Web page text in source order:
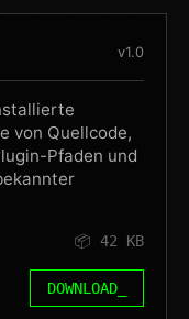
v1.0
von Quellcode,
Pfaden und
📦 42 KB
DOWNLOAD_